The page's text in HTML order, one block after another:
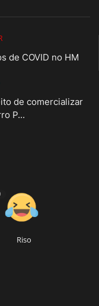
de COVID no HM
de comercializar
P...
Riso